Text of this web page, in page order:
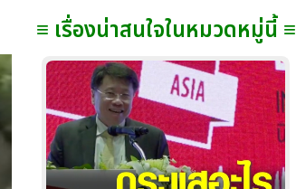
≡ เรื่องน่าสนใจในหมวดหมู่นี้ ≡